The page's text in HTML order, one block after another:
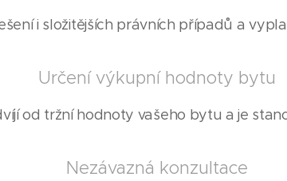
i složitějších právních případů a
Určení výkupní hodnoty bytu
od tržní hodnoty vašeho bytu a je
Nezávazná konzultace